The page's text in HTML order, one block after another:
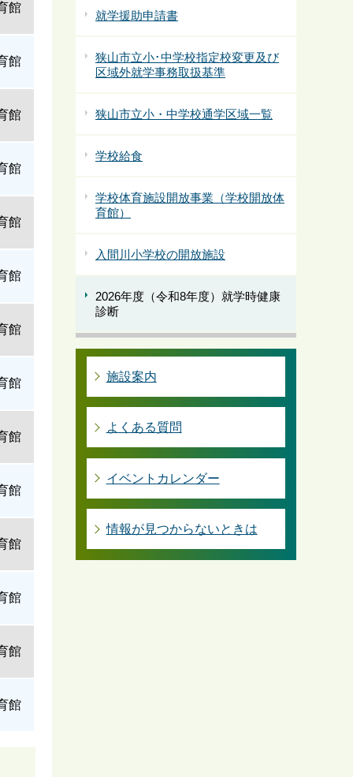
館
館
館
館
館
館
館
館
館
館
館
館
館
館
就学援助申請書
狭山市立小･中学校指定校変更及び
区域外就学事務取扱基準
狭山市立小・中学校通学区域一覧
学校給食
学校体育施設開放事業（学校開放体
育館）
入間川小学校の開放施設
2026年度（令和8年度）就学時健康
診断
施設案内
よくある質問
イベントカレンダー
情報が見つからないときは